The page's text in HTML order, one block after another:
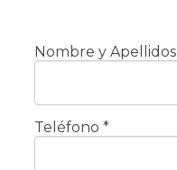
Nombre y Apellidos
Teléfono *